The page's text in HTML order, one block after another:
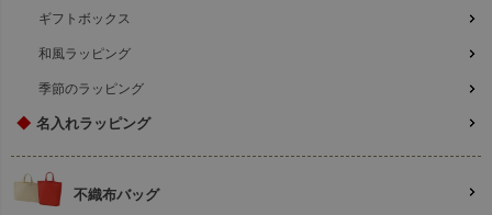
ギフトボックス
和風ラッピング
季節のラッピング
◆ 名入れラッピング
不織布バッグ